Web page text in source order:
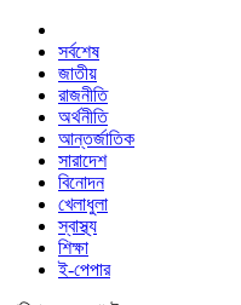
সর্বশেষ
জাতীয়
রাজনীতি
অর্থনীতি
আন্তর্জাতিক
সারাদেশ
বিনোদন
খেলাধুলা
স্বাস্থ্য
শিক্ষা
ই-পেপার